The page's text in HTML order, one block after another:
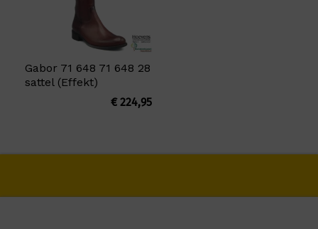
Gabor 71 648 71 648 28
sattel (Effekt)
€224,95